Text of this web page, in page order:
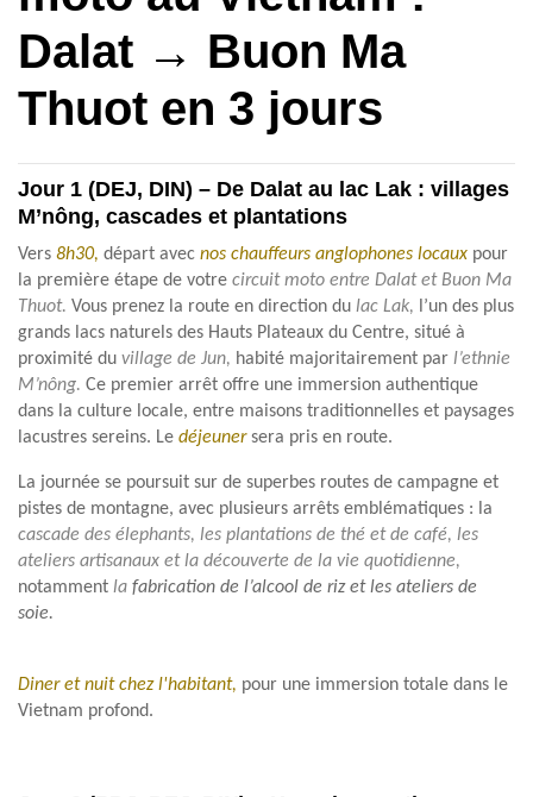
Dalat → Buon Ma
Thuot en 3 jours
Jour 1 (DEJ, DIN) – De Dalat au lac Lak : villages
M’nông, cascades et plantations
Vers 8h30, départ avec nos chauffeurs anglophones locaux pour
la première étape de votre circuit moto entre Dalat et Buon Ma
Thuot. Vous prenez la route en direction du lac Lak, l’un des plus
grands lacs naturels des Hauts Plateaux du Centre, situé à
proximité du village de Jun, habité majoritairement par l’ethnie
M’nông. Ce premier arrêt offre une immersion authentique
dans la culture locale, entre maisons traditionnelles et paysages
lacustres sereins. Le déjeuner sera pris en route.
La journée se poursuit sur de superbes routes de campagne et
pistes de montagne, avec plusieurs arrêts emblématiques : la
cascade des élephants, les plantations de thé et de café, les
ateliers artisanaux et la découverte de la vie quotidienne,
notamment la fabrication de l’alcool de riz et les ateliers de
soie.
Diner et nuit chez l'habitant, pour une immersion totale dans le
Vietnam profond.